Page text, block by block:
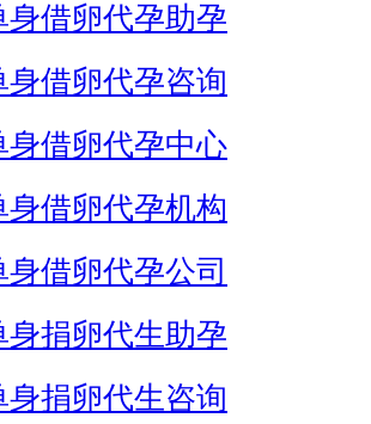
身借卵代孕助孕
身借卵代孕咨询
身借卵代孕中心
身借卵代孕机构
身借卵代孕公司
身捐卵代生助孕
身捐卵代生咨询